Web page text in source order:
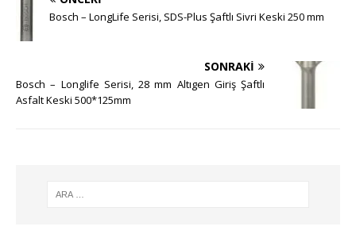
Bosch – LongLife Serisi, SDS-Plus Şaftlı Sivri Keski 250 mm
SONRAKI
Bosch – Longlife Serisi, 28 mm Altıgen Giriş Şaftlı
Asfalt Keski 500*125mm